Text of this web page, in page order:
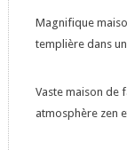
Magnifique
templière dans
Vaste maison de
atmosphère zen